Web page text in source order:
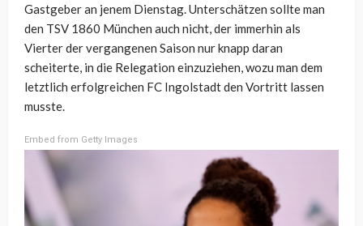
Gastgeber an jenem Dienstag. Unterschätzen sollte man
den TSV 1860 München auch nicht, der immerhin als
Vierter der vergangenen Saison nur knapp daran
scheiterte, in die Relegation einzuziehen, wozu man dem
letztlich erfolgreichen FC Ingolstadt den Vortritt lassen
musste.
Embed from Getty Images